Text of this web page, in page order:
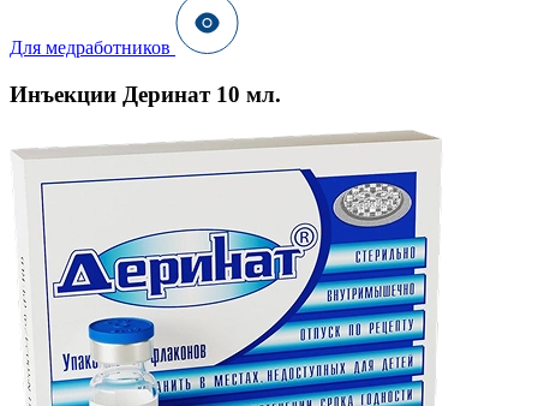
Для медработников
Инъекции Деринат 10 мл.